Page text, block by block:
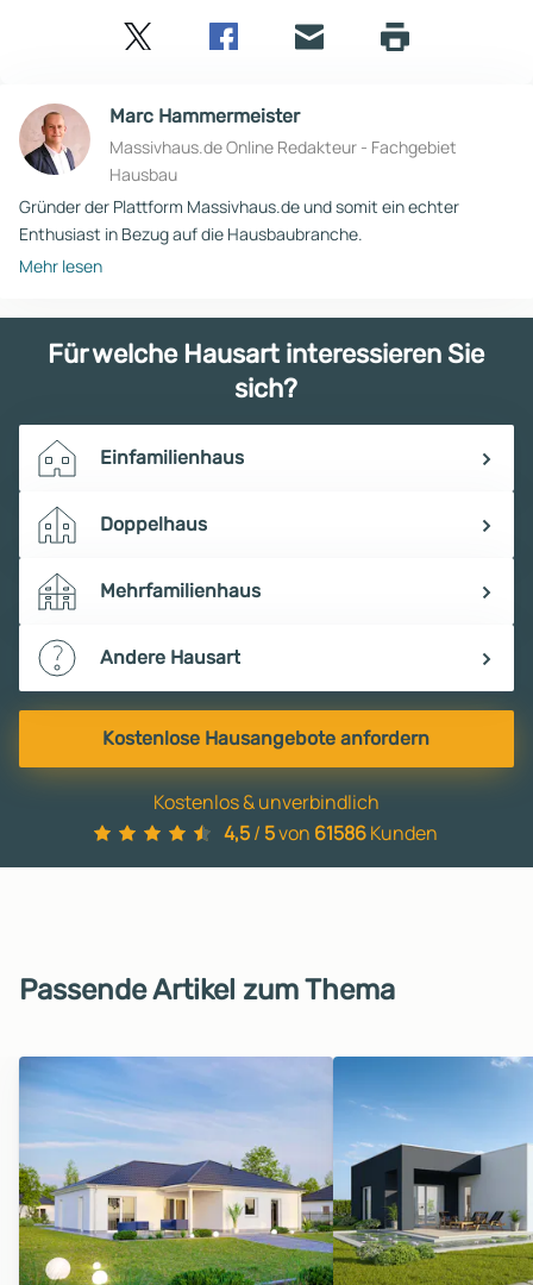
Marc Hammermeister
Massivhaus.de Online Redakteur - Fachgebiet
Hausbau
Gründer der Plattform Massivhaus.de und somit ein echter
Enthusiast in Bezug auf die Hausbaubranche.
Mehr lesen
Für welche Hausart interessieren Sie
sich?
Einfamilienhaus
Doppelhaus
Mehrfamilienhaus
Andere Hausart
Kostenlose Hausangebote anfordern
Kostenlos & unverbindlich
4,5/ 5von 61586Kunden
Passende Artikel zum Thema